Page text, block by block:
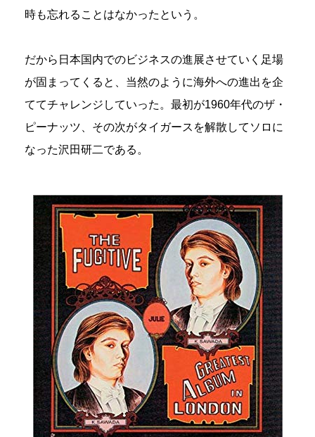
時も忘れることはなかったという。
だから日本国内でのビジネスの進展させていく足場
が固まってくると、当然のように海外への進出を企
ててチャレンジしていった。最初が1960年代のザ・
ピーナッツ、その次がタイガースを解散してソロに
なった沢田研二である。